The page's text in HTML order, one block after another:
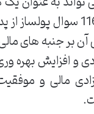
سازی آموزه های 116 سوال
بر جنبه های
و افزایش بهره
مالی و